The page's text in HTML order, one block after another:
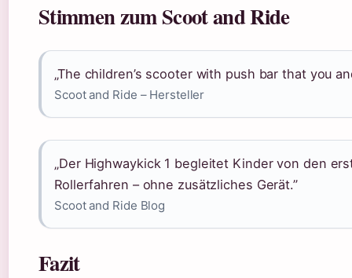
Stimmen zum Scoot and Ride
„The children’s scooter with push bar that you
Scoot and Ride – Hersteller
„Der Highwaykick 1 begleitet Kinder von den
Rollerfahren – ohne zusätzliches Gerät.”
Scoot and Ride Blog
Fazit